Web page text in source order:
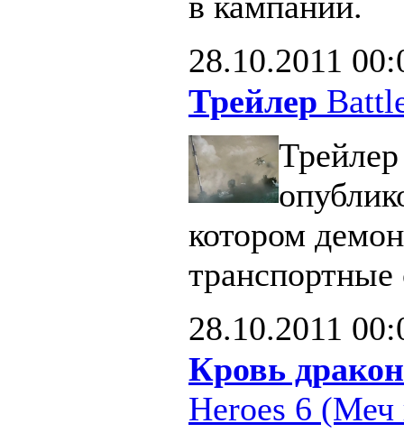
28.10.2011
Трейлер
котором
транспортные
28.10.2011
Кровь
Heroes 6 (Меч